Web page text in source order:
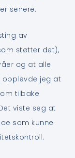
senere.
av
støtter det),
og at alle
opplevde jeg at
tilbake
viste seg at
som kunne